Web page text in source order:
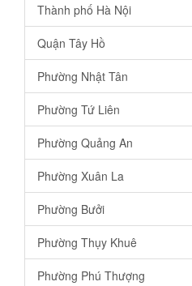
Thành phố Hà Nội
Quận Tây Hồ
Phường Nhật Tân
Phường Tứ Liên
Phường Quảng An
Phường Xuân La
Phường Bưởi
Phường Thụy Khuê
Phường Phú Thượng